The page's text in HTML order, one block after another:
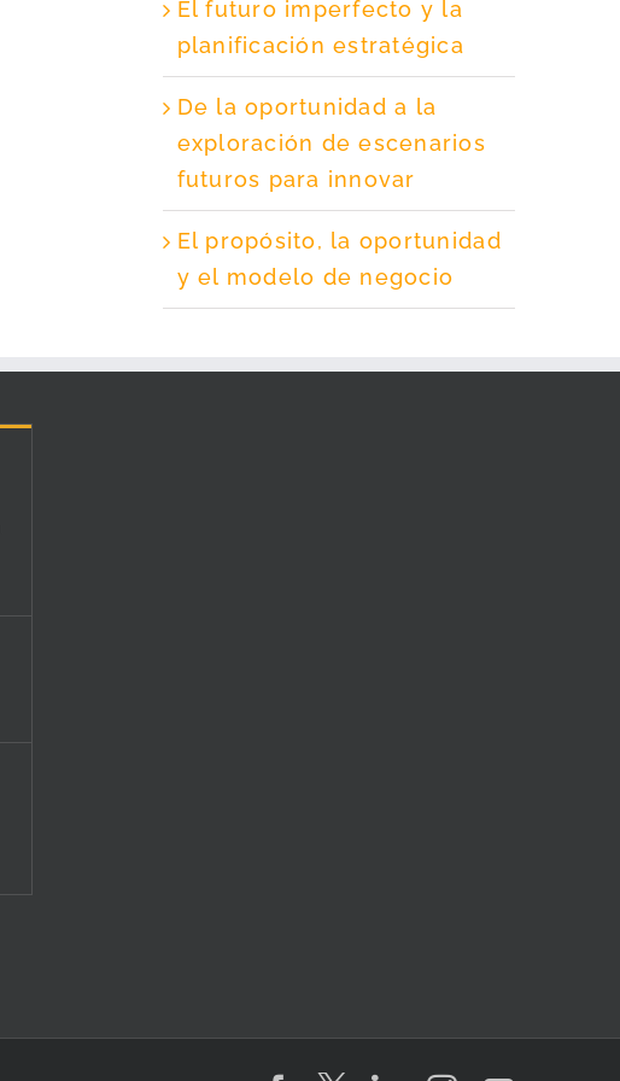
El futuro imperfecto y la
planificación estratégica
De la oportunidad a la
exploración de escenarios
futuros para innovar
El propósito, la oportunidad
y el modelo de negocio